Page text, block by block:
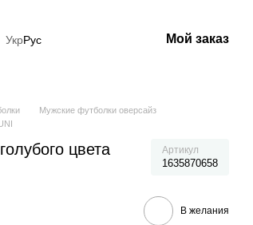
УкрРус Мой заказ
Мужские футболки оверсайз
цвета Артикул
1635870658
В желания